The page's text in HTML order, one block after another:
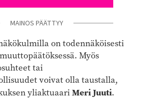
MAINOS PÄÄTTYY
on todennäköisesti
Myös
tai
voivat olla taustalla,
yliaktuaariMeri Juuti.